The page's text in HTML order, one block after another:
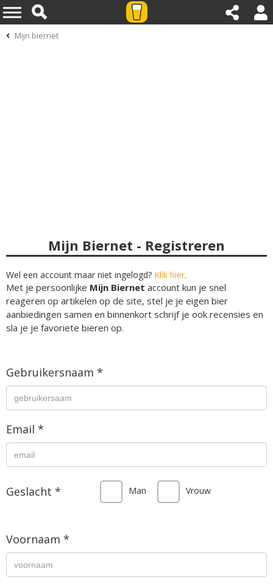
Mijn biernet
Mijn Biernet - Registreren
Wel een account maar niet ingelogd? Klik hier.
Met je persoonlijke Mijn Biernet account kun je snel
reageren op artikelen op de site, stel je je eigen bier
aanbiedingen samen en binnenkort schrijf je ook recensies en
sla je je favoriete bieren op.
Gebruikersnaam *
Email *
Geslacht * Man Vrouw
Voornaam *